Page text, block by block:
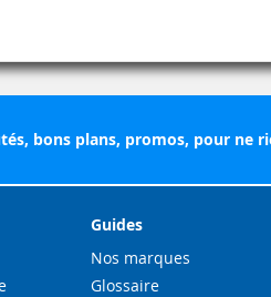
bons plans, promos, pour ne
Guides
Nos marques
Glossaire